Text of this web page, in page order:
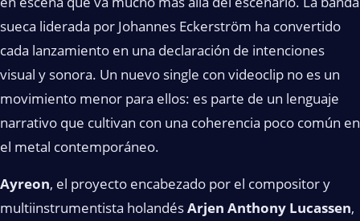
sueca liderada por Johannes Eckerström ha convertido
cada lanzamiento en una declaración de intenciones
visual y sonora. Un nuevo single con videoclip no es un
movimiento menor para ellos: es parte de un lenguaje
narrativo que cultivan con una coherencia poco común en
el metal contemporáneo.
Ayreon, el proyecto encabezado por el compositor y
multiinstrumentista holandésArjen Anthony Lucassen,